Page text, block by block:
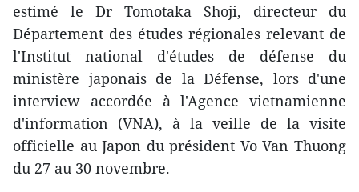
estimé le Dr Tomotaka Shoji, directeur du
Département des études régionales relevant de
l'Institut national d'études de défense du
ministère japonais de la Défense, lors d'une
interview accordée à l'Agence vietnamienne
d'information (VNA), à la veille de la visite
officielle au Japon du président Vo Van Thuong
du 27 au 30 novembre.